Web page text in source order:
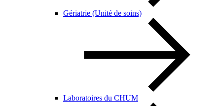
Gériatrie (Unité de soins)
Laboratoires du CHUM